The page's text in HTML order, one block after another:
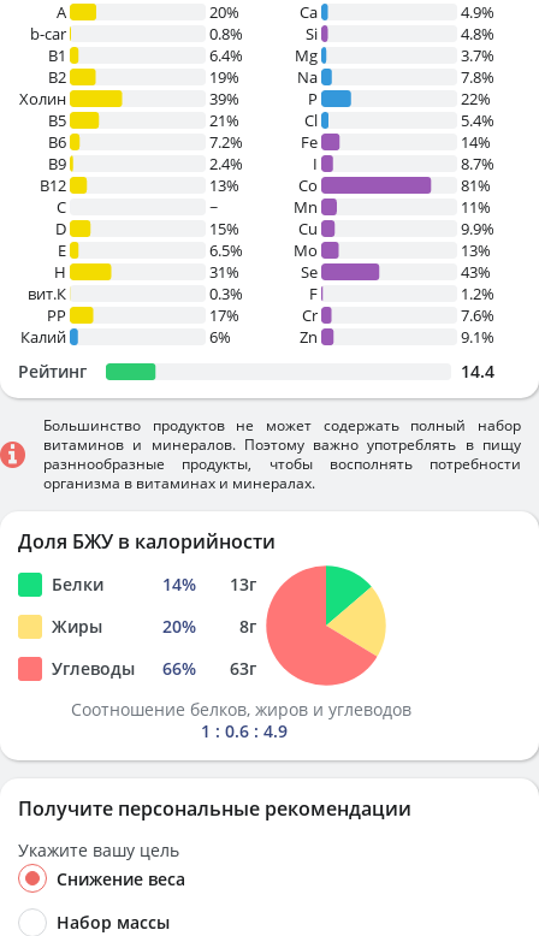
A
20%
b-car
0.8%
В1
6.4%
B2
19%
Холин
39%
B5
21%
B6
7.2%
B9
2.4%
B12
13%
C
~
D
15%
E
6.5%
H
31%
вит.К
0.3%
PP
17%
Калий
6%
Ca
4.9%
Si
4.8%
Mg
3.7%
Na
7.8%
P
22%
Cl
5.4%
Fe
14%
I
8.7%
Co
81%
Mn
11%
Cu
9.9%
Mo
13%
Se
43%
F
1.2%
Cr
7.6%
Zn
9.1%
Рейтинг 14.4
Большинство продуктов не может содержать полный набор
витаминов и минералов. Поэтому важно употреблять в пищу
разннообразные продукты, чтобы восполнять потребности
организма в витаминах и минералах.
Доля БЖУ в калорийности
Белки 14% 13г
Жиры
20% 8г
Углеводы
66% 63г
Соотношение белков, жиров и углеводов
1 : 0.6 : 4.9
Получите персональные рекомендации
Укажите вашу цель
Снижение веса
Набор массы